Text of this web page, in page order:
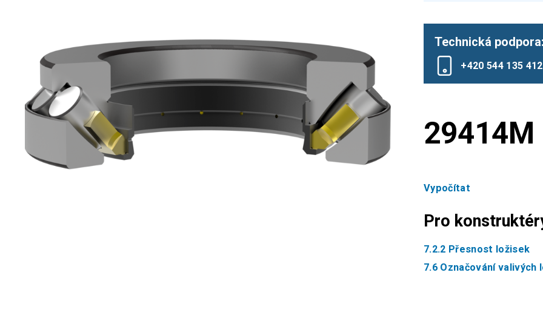
Technická podpora:
+420 544 135 412
29414M
Vypočítat
Pro
7.2.2 Přesnost ložisek
7.6 Označování valivých